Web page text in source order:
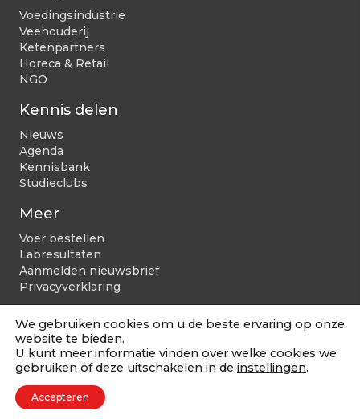
Voedingsindustrie
Veehouderij
Ketenpartners
Horeca & Retail
NGO
Kennis delen
Nieuws
Agenda
Kennisbank
Studieclubs
Meer
Voer bestellen
Labresultaten
Aanmelden nieuwsbrief
Privacyverklaring
© 2026 Nijsen | Alle rechten voorbehouden
We gebruiken cookies om u de beste ervaring op onze
website te bieden.
U kunt meer informatie vinden over welke cookies we
gebruiken of deze uitschakelen in de instellingen.
Accepteren